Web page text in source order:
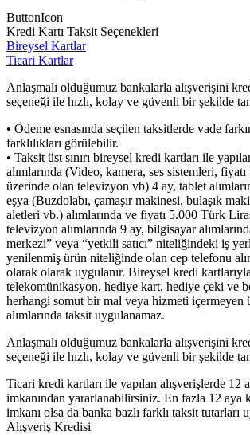
ButtonIcon
Kredi Kartı Taksit Seçenekleri
Bireysel Kartlar
Ticari Kartlar
Anlaşmalı olduğumuz bankalarla alışverişini
seçeneği ile hızlı, kolay ve güvenli bir şekilde
• Ödeme esnasında seçilen taksitlerde vade
farklılıkları görülebilir.
• Taksit üst sınırı bireysel kredi kartları ile
alımlarında (Video, kamera, ses sistemleri,
üzerinde olan televizyon vb) 4 ay, tablet
eşya (Buzdolabı, çamaşır makinesi, bulaşık
aletleri vb.) alımlarında ve fiyatı 5.000 Türk
televizyon alımlarında 9 ay, bilgisayar
merkezi” veya “yetkili satıcı” niteliğindeki iş
yenilenmiş ürün niteliğinde olan cep telefonu
olarak olarak uygulanır. Bireysel kredi
telekomünikasyon, hediye kart, hediye çeki ve
herhangi somut bir mal veya hizmeti içermeyen
alımlarında taksit uygulanamaz.
Anlaşmalı olduğumuz bankalarla alışverişini
seçeneği ile hızlı, kolay ve güvenli bir şekilde
Ticari kredi kartları ile yapılan alışverişlerde 12
imkanından yararlanabilirsiniz. En fazla 12 aya
imkanı olsa da banka bazlı farklı taksit tutarları
Alışveriş Kredisi